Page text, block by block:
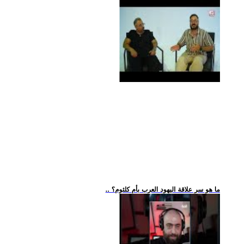
.. ما هو سر علاقة اليهود العرب بأم كلثوم؟